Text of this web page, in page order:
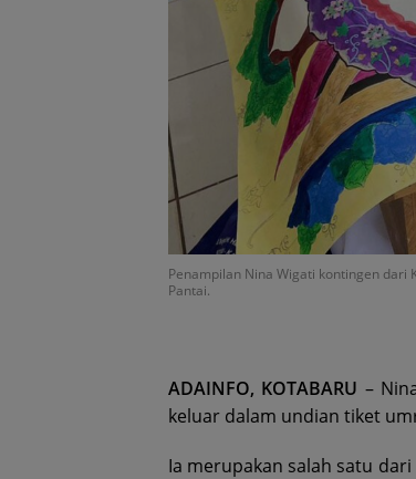
Penampilan Nina Wigati kontingen dari
Pantai.
ADAINFO, KOTABARU –
keluar dalam undian tiket
Ia merupakan salah satu